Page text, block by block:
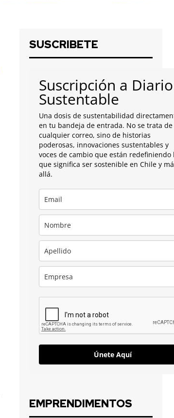
SUSCRIBETE
Suscripción a Diario
Sustentable
Una dosis de sustentabilidad
en tu bandeja de entrada. No se trata de
cualquier correo, sino de historias
poderosas, innovaciones sustentables y
voces de cambio que están redefiniendo
que significa ser sostenible en Chile y
allá.
Únete Aquí
EMPRENDIMENTOS